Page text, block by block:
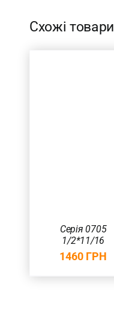
Схожі товари
Серія 0705
1/2*11/16
1460 ГРН